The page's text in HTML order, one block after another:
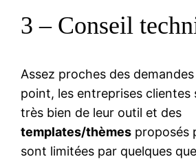
3 – Conseil
Assez proches des
point, les entreprises clientes
très bien de leur outil et des
templates/thèmes proposés
sont limitées par quelques